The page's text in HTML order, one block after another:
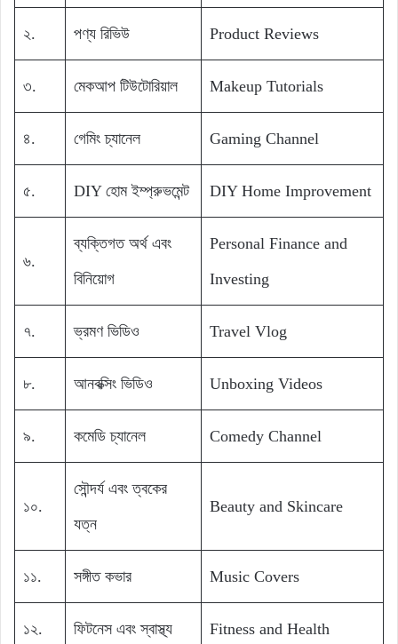
২. পণ্য রিভিউ Product Reviews
৩. মেকআপ টিউটোরিয়াল Makeup Tutorials
৪. গেমিং চ্যানেল Gaming Channel
৫. DIY হোম ইম্প্রুভমেন্ট DIY Home Improvement
৬.
ব্যক্তিগত অর্থ এবং
বিনিয়োগ
Personal Finance and
Investing
৭. ভ্রমণ ভিডিও Travel Vlog
৮. আনবক্সিং ভিডিও Unboxing Videos
৯. কমেডি চ্যানেল Comedy Channel
১০.
সৌন্দর্য এবং ত্বকের
যত্ন
Beauty and Skincare
১১. সঙ্গীত কভার Music Covers
১২. ফিটনেস এবং স্বাস্থ্য Fitness and Health